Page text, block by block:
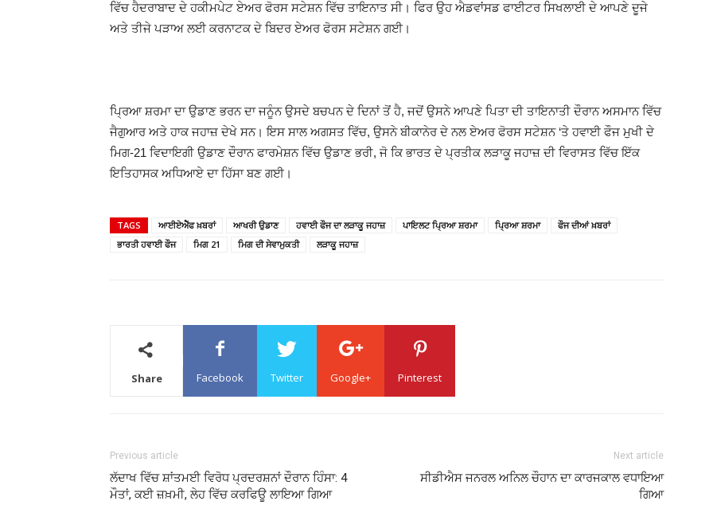
ਵਿੱਚ ਹੈਦਰਾਬਾਦ ਦੇ ਹਕੀਮਪੇਟ ਏਅਰ ਫੋਰਸ ਸਟੇਸ਼ਨ ਵਿੱਚ ਤਾਇਨਾਤ ਸੀ। ਫਿਰ ਉਹ ਐਡਵਾਂਸਡ ਫਾਈਟਰ ਸਿਖਲਾਈ ਦੇ ਆਪਣੇ ਦੂਜੇ
ਅਤੇ ਤੀਜੇ ਪੜਾਅ ਲਈ ਕਰਨਾਟਕ ਦੇ ਬਿਦਰ ਏਅਰ ਫੋਰਸ ਸਟੇਸ਼ਨ ਗਈ।
ਪ੍ਰਿਆ ਸ਼ਰਮਾ ਦਾ ਉਡਾਣ ਭਰਨ ਦਾ ਜਨੂੰਨ ਉਸਦੇ ਬਚਪਨ ਦੇ ਦਿਨਾਂ ਤੋਂ ਹੈ, ਜਦੋਂ ਉਸਨੇ ਆਪਣੇ ਪਿਤਾ ਦੀ ਤਾਇਨਾਤੀ ਦੌਰਾਨ ਅਸਮਾਨ ਵਿੱਚ
ਜੈਗੁਆਰ ਅਤੇ ਹਾਕ ਜਹਾਜ਼ ਦੇਖੇ ਸਨ। ਇਸ ਸਾਲ ਅਗਸਤ ਵਿੱਚ, ਉਸਨੇ ਬੀਕਾਨੇਰ ਦੇ ਨਲ ਏਅਰ ਫੋਰਸ ਸਟੇਸ਼ਨ ‘ਤੇ ਹਵਾਈ ਫੌਜ ਮੁਖੀ ਦੇ
ਮਿਗ-21 ਵਿਦਾਇਗੀ ਉਡਾਣ ਦੌਰਾਨ ਫਾਰਮੇਸ਼ਨ ਵਿੱਚ ਉਡਾਣ ਭਰੀ, ਜੋ ਕਿ ਭਾਰਤ ਦੇ ਪ੍ਰਤੀਕ ਲੜਾਕੂ ਜਹਾਜ਼ ਦੀ ਵਿਰਾਸਤ ਵਿੱਚ ਇੱਕ
ਇਤਿਹਾਸਕ ਅਧਿਆਏ ਦਾ ਹਿੱਸਾ ਬਣ ਗਈ।
TAGS ਆਈਏਐੱਫ ਖ਼ਬਰਾਂ ਆਖਰੀ ਉਡਾਣ ਹਵਾਈ ਫੌਜ ਦਾ ਲੜਾਕੂ ਜਹਾਜ਼ ਪਾਇਲਟ ਪ੍ਰਿਆ ਸ਼ਰਮਾ ਪ੍ਰਿਆ ਸ਼ਰਮਾ
ਫੌਜ ਦੀਆਂ ਖ਼ਬਰਾਂ
ਭਾਰਤੀ ਹਵਾਈ ਫੌਜ
ਮਿਗ 21 ਮਿਗ ਦੀ ਸੇਵਾਮੁਕਤੀ ਲੜਾਕੂ ਜਹਾਜ਼
Share Facebook Twitter Google+ Pinterest
Previous article
ਲੱਦਾਖ ਵਿੱਚ ਸ਼ਾਂਤਮਈ ਵਿਰੋਧ ਪ੍ਰਦਰਸ਼ਨਾਂ ਦੌਰਾਨ ਹਿੰਸਾ: 4
ਮੌਤਾਂ, ਕਈ ਜ਼ਖ਼ਮੀ, ਲੇਹ ਵਿੱਚ ਕਰਫਿਊ ਲਾਇਆ ਗਿਆ
Next article
ਸੀਡੀਐਸ ਜਨਰਲ ਅਨਿਲ ਚੌਹਾਨ ਦਾ ਕਾਰਜਕਾਲ ਵਧਾਇਆ
ਗਿਆ